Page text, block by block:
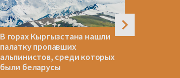
В горах Кыргызстана нашли
палатку пропавших
альпинистов, среди которых
были беларусы